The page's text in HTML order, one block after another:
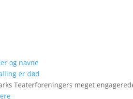
og navne
er død
Teaterforeningers meget